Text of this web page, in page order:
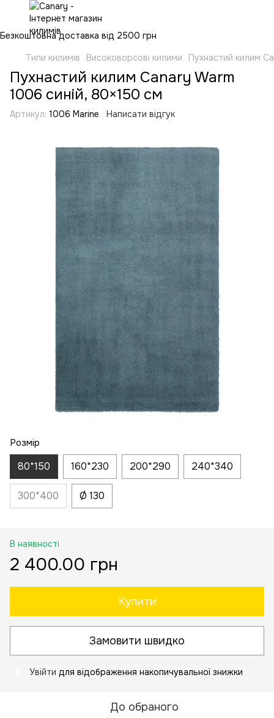
Безкоштовна доставка від 2500 грн
Типи килимів
Високоворсові килими Пухнастий килим
Пухнастий килим Canary Warm
1006 синій, 80×150 см
Артикул: 1006 Marine Написати відгук
Розмір
80*150 160*230 200*290 240*340
300*400 Ø 130
В наявності
2 400.00 грн
Купити
Замовити швидко
Увійти для відображення накопичувальної знижки
До обраного